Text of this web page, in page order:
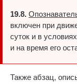
19.8.
включен при
суток и в
и на время его
Также абзац,